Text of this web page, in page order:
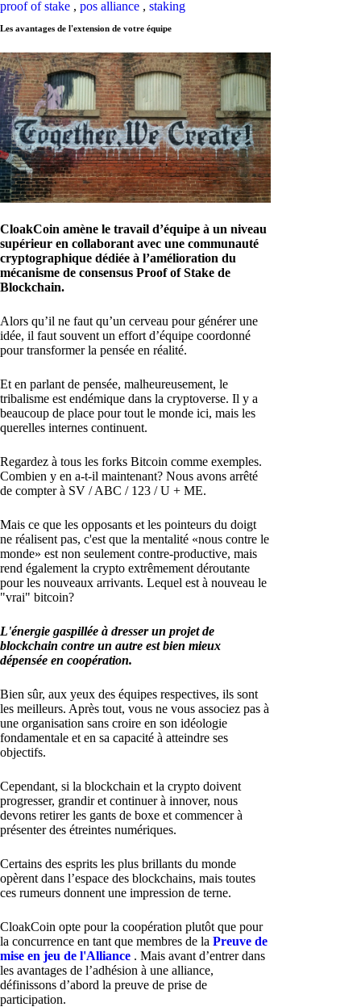
proof of stake , pos alliance , staking
Les avantages de l'extension de votre équipe
CloakCoin amène le travail d’équipe à un niveau
supérieur en collaborant avec une communauté
cryptographique dédiée à l’amélioration du
mécanisme de consensus Proof of Stake de
Blockchain.
Alors qu’il ne faut qu’un cerveau pour générer une
idée, il faut souvent un effort d’équipe coordonné
pour transformer la pensée en réalité.
Et en parlant de pensée, malheureusement, le
tribalisme est endémique dans la cryptoverse. Il y a
beaucoup de place pour tout le monde ici, mais les
querelles internes continuent.
Regardez à tous les forks Bitcoin comme exemples.
Combien y en a-t-il maintenant? Nous avons arrêté
de compter à SV / ABC / 123 / U + ME.
Mais ce que les opposants et les pointeurs du doigt
ne réalisent pas, c'est que la mentalité «nous contre le
monde» est non seulement contre-productive, mais
rend également la crypto extrêmement déroutante
pour les nouveaux arrivants. Lequel est à nouveau le
"vrai" bitcoin?
L'énergie gaspillée à dresser un projet de
blockchain contre un autre est bien mieux
dépensée en coopération.
Bien sûr, aux yeux des équipes respectives, ils sont
les meilleurs. Après tout, vous ne vous associez pas à
une organisation sans croire en son idéologie
fondamentale et en sa capacité à atteindre ses
objectifs.
Cependant, si la blockchain et la crypto doivent
progresser, grandir et continuer à innover, nous
devons retirer les gants de boxe et commencer à
présenter des étreintes numériques.
Certains des esprits les plus brillants du monde
opèrent dans l’espace des blockchains, mais toutes
ces rumeurs donnent une impression de terne.
CloakCoin opte pour la coopération plutôt que pour
la concurrence en tant que membres de la Preuve de
mise en jeu de l'Alliance . Mais avant d’entrer dans
les avantages de l’adhésion à une alliance,
définissons d’abord la preuve de prise de
participation.